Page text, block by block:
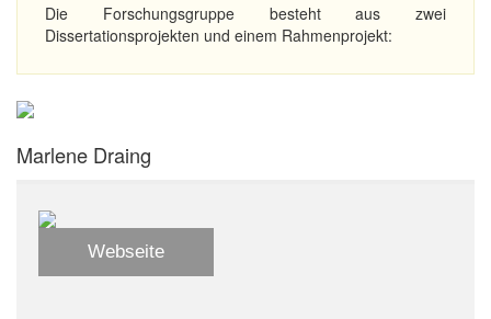
Die Forschungsgruppe besteht aus zwei
Dissertationsprojekten und einem Rahmenprojekt:
Marlene Draing
Webseite